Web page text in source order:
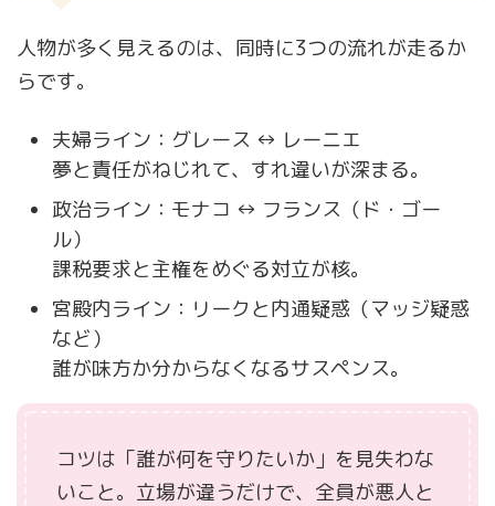
人物が多く見えるのは、同時に3つの流れが走るか
らです。
夫婦ライン：グレース ↔ レーニエ
夢と責任がねじれて、すれ違いが深まる。
政治ライン：モナコ ↔ フランス（ド・ゴー
ル）
課税要求と主権をめぐる対立が核。
宮殿内ライン：リークと内通疑惑（マッジ疑惑
など）
誰が味方か分からなくなるサスペンス。
コツは「誰が何を守りたいか」を見失わな
いこと。立場が違うだけで、全員が悪人と